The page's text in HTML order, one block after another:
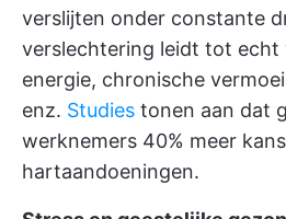
verslijten onder constante
verslechtering leidt tot echt
energie, chronische
enz. Studies tonen aan dat
werknemers 40% meer
hartaandoeningen.